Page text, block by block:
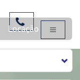
Locação